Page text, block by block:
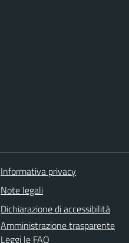
Informativa privacy
Note legali
Dichiarazione di accessibilità
Amministrazione trasparente
Leggi le FAQ